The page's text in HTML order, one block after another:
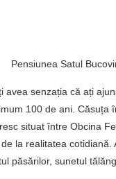
Pensiunea Satul
avea senzația că ați
100 de ani.
situat între Obcina
la realitatea
păsărilor, sunetul